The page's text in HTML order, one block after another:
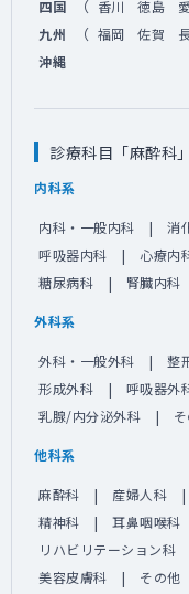
四国 （ 香川 徳島
九州 （ 福岡 佐賀
沖縄
診療科目「麻酔科
内科系
内科・一般内科 消
呼吸器内科
心療内
糖尿病科
腎臓内科
外科系
外科・一般外科 整
形成外科
呼吸器外
乳腺/内分泌外科
他科系
麻酔科 産婦人科
精神科
耳鼻咽喉科
リハビリテーション科
美容皮膚科
その他